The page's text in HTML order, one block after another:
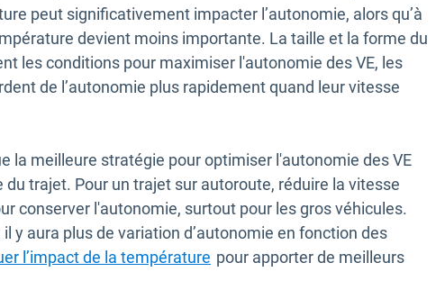
peut significativement impacter l’autonomie, alors qu’à
devient moins importante. La taille et la forme du
les conditions pour maximiser l'autonomie des VE, les
de l’autonomie plus rapidement quand leur vitesse
la meilleure stratégie pour optimiser l'autonomie des VE
trajet. Pour un trajet sur autoroute, réduire la vitesse
conserver l'autonomie, surtout pour les gros véhicules.
y aura plus de variation d’autonomie en fonction des
l’impact de la température pour apporter de meilleurs